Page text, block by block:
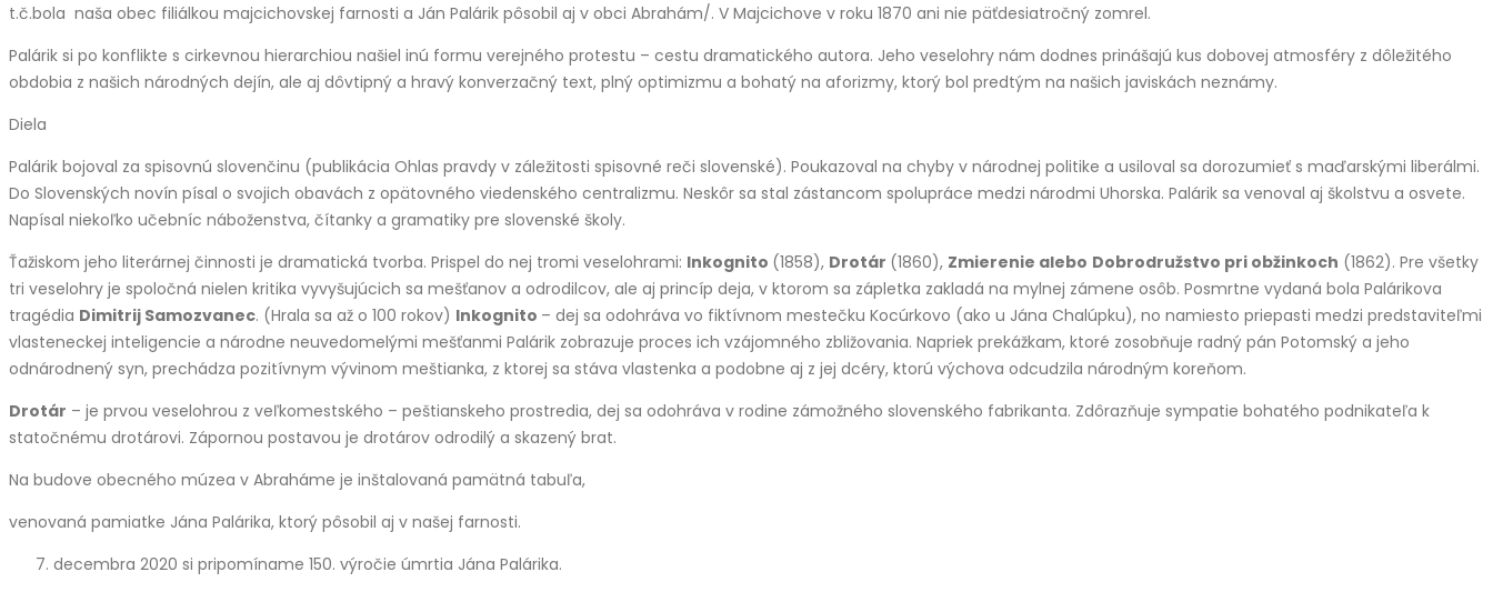
t.č.bola naša obec filiálkou majcichovskej farnosti a Ján Palárik pôsobil aj v obci Abrahám/. V Majcichove v roku 1870 ani nie päťdesiatročný zomrel.
Palárik si po konflikte s cirkevnou hierarchiou našiel inú formu verejného protestu – cestu dramatického autora. Jeho veselohry nám dodnes prinášajú kus dobovej atmosféry z dôležitého
obdobia z našich národných dejín, ale aj dôvtipný a hravý konverzačný text, plný optimizmu a bohatý na aforizmy, ktorý bol predtým na našich javiskách neznámy.
Diela
Palárik bojoval za spisovnú slovenčinu (publikácia Ohlas pravdy v záležitosti spisovné reči slovenské). Poukazoval na chyby v národnej politike a usiloval sa dorozumieť s maďarskými liberálmi.
Do Slovenských novín písal o svojich obavách z opätovného viedenského centralizmu. Neskôr sa stal zástancom spolupráce medzi národmi Uhorska. Palárik sa venoval aj školstvu a osvete.
Napísal niekoľko učebníc náboženstva, čítanky a gramatiky pre slovenské školy.
Ťažiskom jeho literárnej činnosti je dramatická tvorba. Prispel do nej tromi veselohrami: Inkognito (1858), Drotár (1860), Zmierenie alebo Dobrodružstvo pri obžinkoch (1862). Pre všetky
tri veselohry je spoločná nielen kritika vyvyšujúcich sa mešťanov a odrodilcov, ale aj princíp deja, v ktorom sa zápletka zakladá na mylnej zámene osôb. Posmrtne vydaná bola Palárikova
tragédia Dimitrij Samozvanec. (Hrala sa až o 100 rokov) Inkognito – dej sa odohráva vo fiktívnom mestečku Kocúrkovo (ako u Jána Chalúpku), no namiesto priepasti medzi predstaviteľmi
vlasteneckej inteligencie a národne neuvedomelými mešťanmi Palárik zobrazuje proces ich vzájomného zbližovania. Napriek prekážkam, ktoré zosobňuje radný pán Potomský a jeho
odnárodnený syn, prechádza pozitívnym vývinom meštianka, z ktorej sa stáva vlastenka a podobne aj z jej dcéry, ktorú výchova odcudzila národným koreňom.
Drotár – je prvou veselohrou z veľkomestského – peštianskeho prostredia, dej sa odohráva v rodine zámožného slovenského fabrikanta. Zdôrazňuje sympatie bohatého podnikateľa k
statočnému drotárovi. Zápornou postavou je drotárov odrodilý a skazený brat.
Na budove obecného múzea v Abraháme je inštalovaná pamätná tabuľa,
venovaná pamiatke Jána Palárika, ktorý pôsobil aj v našej farnosti.
decembra 2020 si pripomíname 150. výročie úmrtia Jána Palárika.